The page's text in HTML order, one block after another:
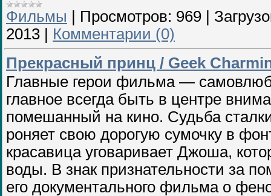
Фильмы
Просмотров: 969
2013
Комментарии (0)
Прекрасный принц / Geek
Главные герои фильма —
главное всегда быть в центре
помешанный на кино. Судьба
роняет свою дорогую сумочку в
красавица уговаривает Джоша,
воды. В знак признательности за
его документального фильма о